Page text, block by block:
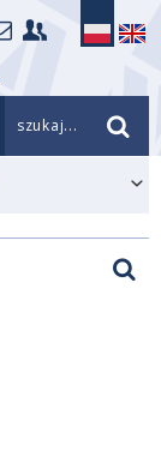
szukaj...